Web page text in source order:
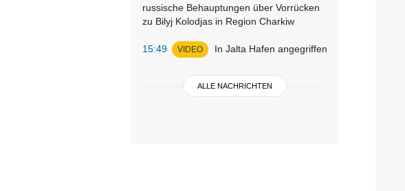
russische Behauptungen über Vorrücken
zu Bilyj Kolodjas in Region Charkiw
15:49 VIDEO In Jalta Hafen angegriffen
ALLE NACHRICHTEN